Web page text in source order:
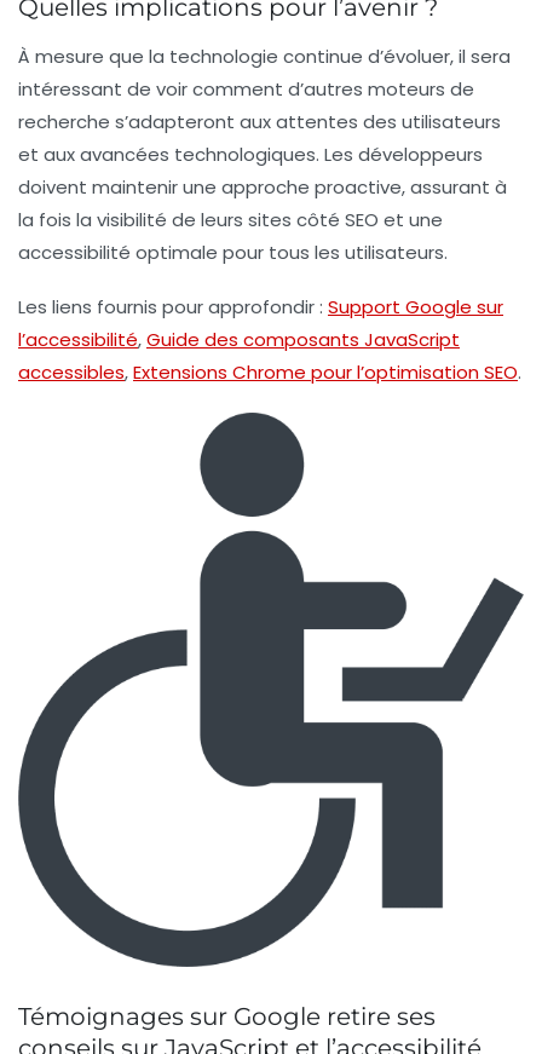
Quelles implications pour l’avenir ?
À mesure que la technologie continue d’évoluer, il sera
intéressant de voir comment d’autres moteurs de
recherche s’adapteront aux attentes des utilisateurs
et aux avancées technologiques. Les développeurs
doivent maintenir une approche proactive, assurant à
la fois la visibilité de leurs sites côté SEO et une
accessibilité optimale pour tous les utilisateurs.
Les liens fournis pour approfondir : Support Google sur
l’accessibilité,Guide des composants JavaScript
accessibles,Extensions Chrome pour l’optimisation SEO.
Témoignages sur Google retire ses
conseils sur JavaScript et l’accessibilité